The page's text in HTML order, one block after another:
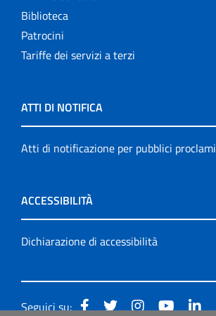
Biblioteca
Patrocini
Tariffe dei servizi a terzi
ATTI DI NOTIFICA
Atti di notificazione per pubblici proclami
ACCESSIBILITÀ
Dichiarazione di accessibilità
Seguici su: